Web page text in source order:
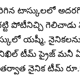
టాస్కులలో
పోటీనిచ్చి గెలిచాడు
యష్మీ,
టీమ్ ప్రైజ్ మనీ
తర్వాత నైనిక టీమ్